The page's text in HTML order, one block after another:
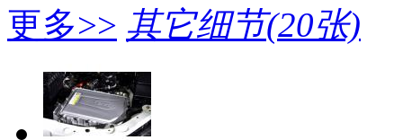
更多>> 其它细节(20张)